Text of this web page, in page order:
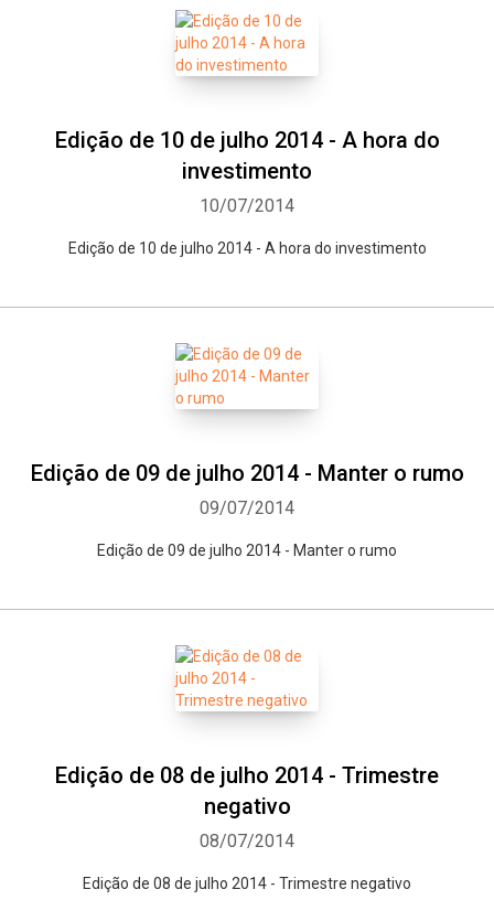
Edição de 10 de julho 2014 - A hora do
investimento
10/07/2014
Edição de 10 de julho 2014 - A hora do investimento
Edição de 09 de julho 2014 - Manter o rumo
09/07/2014
Edição de 09 de julho 2014 - Manter o rumo
Edição de 08 de julho 2014 - Trimestre
negativo
08/07/2014
Edição de 08 de julho 2014 - Trimestre negativo